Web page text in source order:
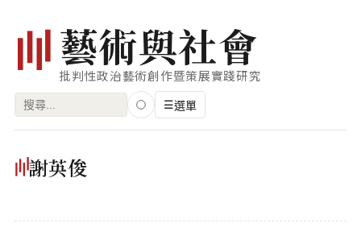
藝術與社會
批判性政治藝術創作暨策展實踐研究
搜
鍵
☰選單
謝英俊